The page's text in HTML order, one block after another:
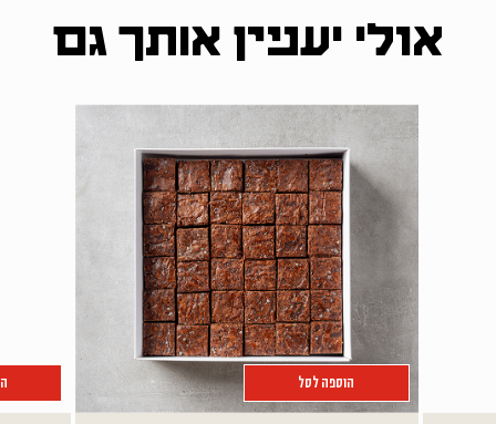
אולי יעניין אותך גם
הוספה לסל